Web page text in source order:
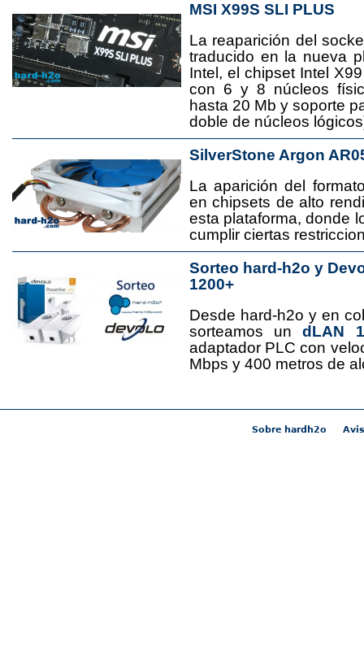
MSI X99S SLI PLUS
La reaparición del
traducido en la nueva
Intel, el chipset Intel
con 6 y 8 núcleos
hasta 20 Mb y soporte
doble de núcleos
SilverStone Argon
La aparición del
en chipsets de alto
esta plataforma, donde
cumplir ciertas
Sorteo hard-h2o y
1200+
Desde hard-h2o y en
sorteamos undLAN
adaptador PLC con
Mbps y 400 metros de
Sobre hardh2o